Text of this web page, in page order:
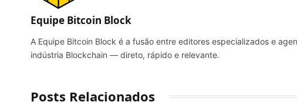
Equipe Bitcoin Block
A Equipe Bitcoin Block é a fusão entre editores especializados e
indústria Blockchain — direto, rápido e relevante.
Posts Relacionados